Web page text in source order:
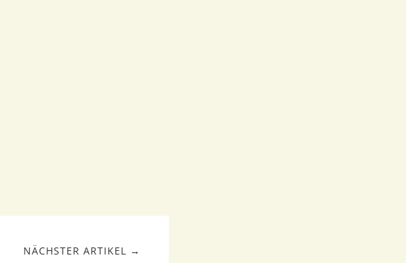
NÄCHSTER ARTIKEL →